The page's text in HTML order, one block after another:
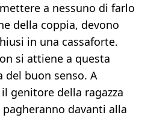
a nessuno di farlo
della coppia, devono
in una cassaforte.
si attiene a questa
del buon senso. A
genitore della ragazza
davanti alla